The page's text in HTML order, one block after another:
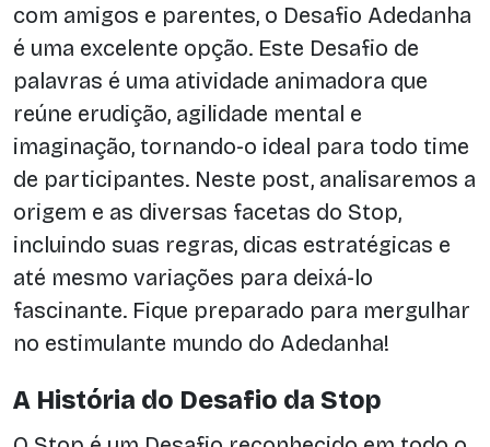
com amigos e parentes, o Desafio Adedanha
é uma excelente opção. Este Desafio de
palavras é uma atividade animadora que
reúne erudição, agilidade mental e
imaginação, tornando-o ideal para todo time
de participantes. Neste post, analisaremos a
origem e as diversas facetas do Stop,
incluindo suas regras, dicas estratégicas e
até mesmo variações para deixá-lo
fascinante. Fique preparado para mergulhar
no estimulante mundo do Adedanha!
A História do Desafio da Stop